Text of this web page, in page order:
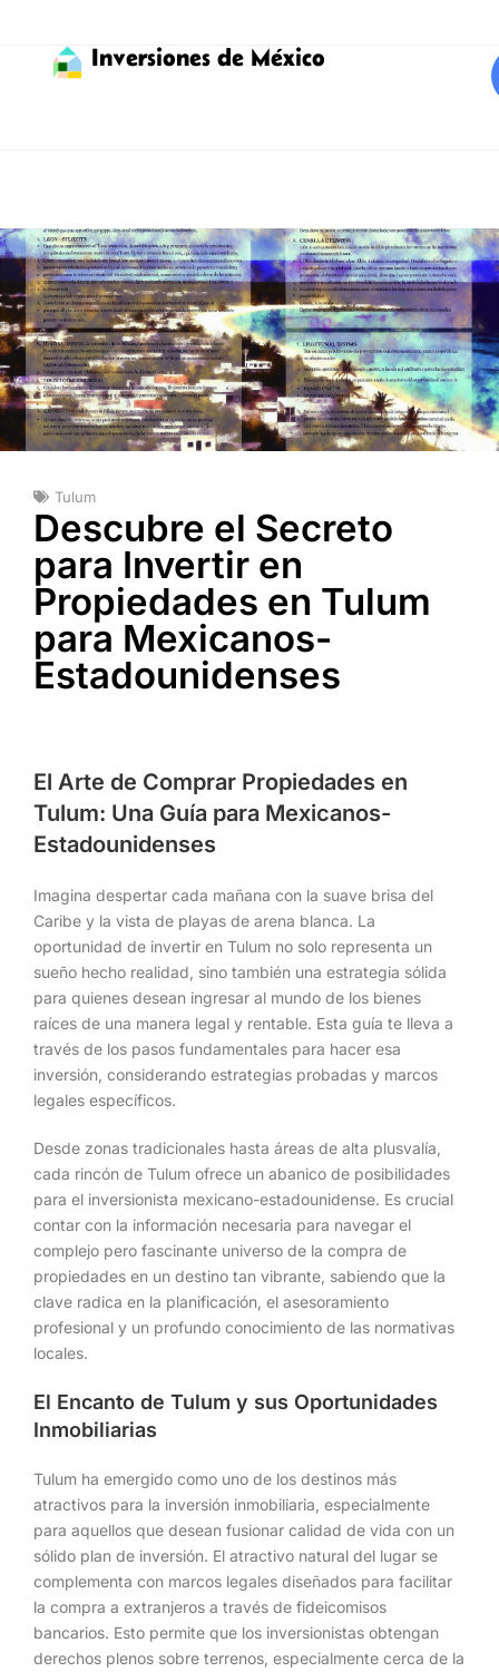
Inversiones de México
Tulum
Descubre el Secreto
para Invertir en
Propiedades en Tulum
para Mexicanos-
Estadounidenses
El Arte de Comprar Propiedades en
Tulum: Una Guía para Mexicanos-
Estadounidenses
Imagina despertar cada mañana con la suave brisa del
Caribe y la vista de playas de arena blanca. La
oportunidad de invertir en Tulum no solo representa un
sueño hecho realidad, sino también una estrategia sólida
para quienes desean ingresar al mundo de los bienes
raíces de una manera legal y rentable. Esta guía te lleva a
través de los pasos fundamentales para hacer esa
inversión, considerando estrategias probadas y marcos
legales específicos.
Desde zonas tradicionales hasta áreas de alta plusvalía,
cada rincón de Tulum ofrece un abanico de posibilidades
para el inversionista mexicano-estadounidense. Es crucial
contar con la información necesaria para navegar el
complejo pero fascinante universo de la compra de
propiedades en un destino tan vibrante, sabiendo que la
clave radica en la planificación, el asesoramiento
profesional y un profundo conocimiento de las normativas
locales.
El Encanto de Tulum y sus Oportunidades
Inmobiliarias
Tulum ha emergido como uno de los destinos más
atractivos para la inversión inmobiliaria, especialmente
para aquellos que desean fusionar calidad de vida con un
sólido plan de inversión. El atractivo natural del lugar se
complementa con marcos legales diseñados para facilitar
la compra a extranjeros a través de fideicomisos
bancarios. Esto permite que los inversionistas obtengan
derechos plenos sobre terrenos, especialmente cerca de la